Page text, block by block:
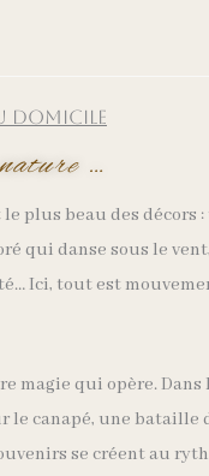
domicile
…
plus beau des décors
qui danse sous le
Ici, tout est
magie qui opère. Dans
le canapé, une bataille
se créent au